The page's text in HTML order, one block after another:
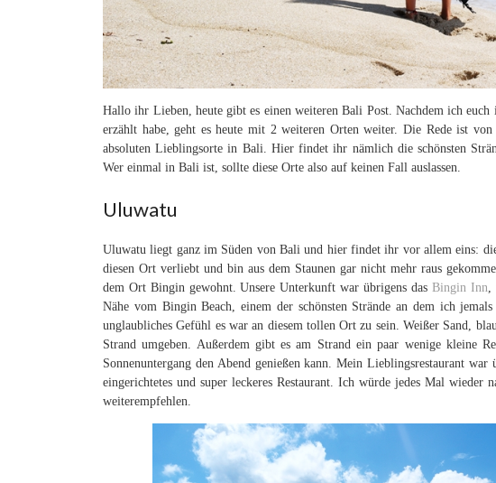
Hallo ihr Lieben, heute gibt es einen weiteren Bali Post. Nachdem ich euch
erzählt habe, geht es heute mit 2 weiteren Orten weiter. Die Rede ist
absoluten Lieblingsorte in Bali. Hier findet ihr nämlich die schönsten
Wer einmal in Bali ist, sollte diese Orte also auf keinen Fall auslassen.
Uluwatu
Uluwatu liegt ganz im Süden von Bali und hier findet ihr vor allem eins:
diesen Ort verliebt und bin aus dem Staunen gar nicht mehr raus
dem Ort Bingin gewohnt. Unsere Unterkunft war übrigens das Bingin Inn
Nähe vom Bingin Beach, einem der schönsten Strände an dem ich
unglaubliches Gefühl es war an diesem tollen Ort zu sein. Weißer Sand,
Strand umgeben. Außerdem gibt es am Strand ein paar wenige kleine
Sonnenuntergang den Abend genießen kann. Mein Lieblingsrestaurant
eingerichtetes und super leckeres Restaurant. Ich würde jedes Mal wieder
weiterempfehlen.